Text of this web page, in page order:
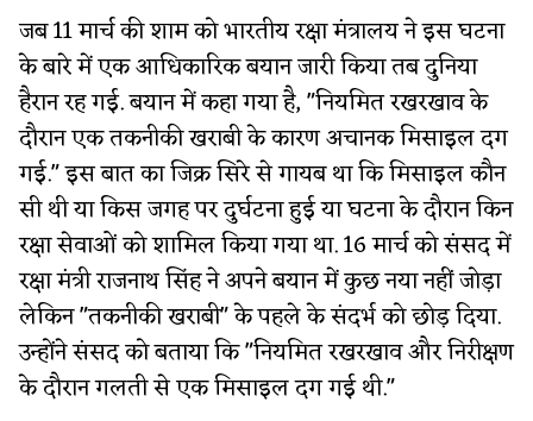
जब 11 मार्च की शाम को भारतीय रक्षा मंत्रालय ने इस घटना
के बारे में एक आधिकारिक बयान जारी किया तब दुनिया
हैरान रह गई. बयान में कहा गया है, "नियमित रखरखाव के
दौरान एक तकनीकी खराबी के कारण अचानक मिसाइल दग
गई." इस बात का जिक्र सिरे से गायब था कि मिसाइल कौन
सी थी या किस जगह पर दुर्घटना हुई या घटना के दौरान किन
रक्षा सेवाओं को शामिल किया गया था. 16 मार्च को संसद में
रक्षा मंत्री राजनाथ सिंह ने अपने बयान में कुछ नया नहीं जोड़ा
लेकिन "तकनीकी खराबी" के पहले के संदर्भ को छोड़ दिया.
उन्होंने संसद को बताया कि "नियमित रखरखाव और निरीक्षण
के दौरान गलती से एक मिसाइल दग गई थी."